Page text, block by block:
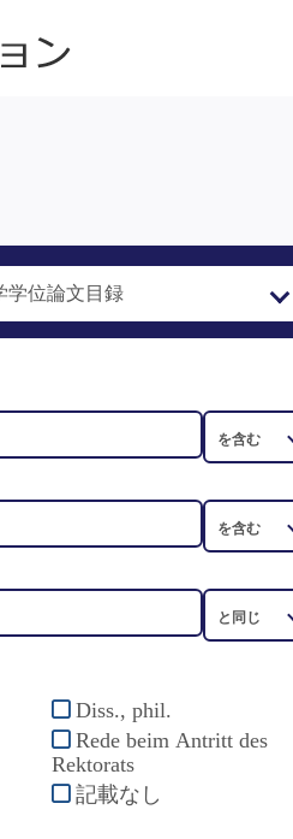
Diss., phil.
Rede beim Antritt des
Rektorats
記載なし